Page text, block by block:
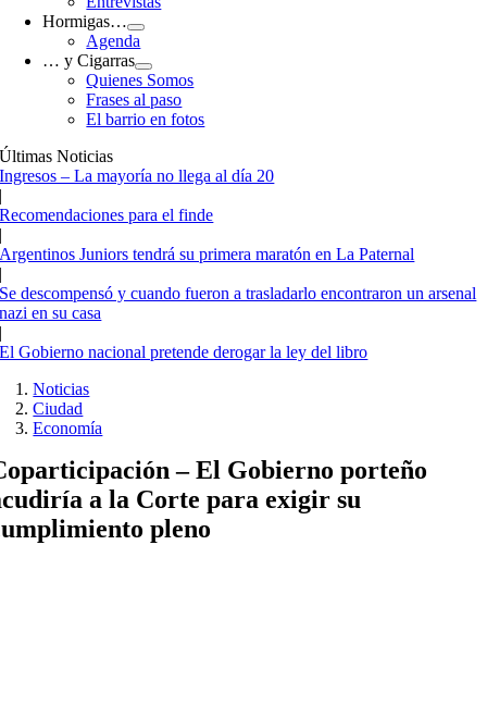
Hormigas…
Agenda
… y Cigarras
Quienes Somos
Frases al paso
El barrio en fotos
Últimas Noticias
Ingresos – La mayoría no llega al día 20
|
Recomendaciones para el finde
|
Argentinos Juniors tendrá su primera maratón en La Paternal
|
Se descompensó y cuando fueron a trasladarlo encontraron un arsenal
nazi en su casa
|
El Gobierno nacional pretende derogar la ley del libro
Noticias
Ciudad
Economía
– El Gobierno porteño
a la Corte para exigir su
pleno